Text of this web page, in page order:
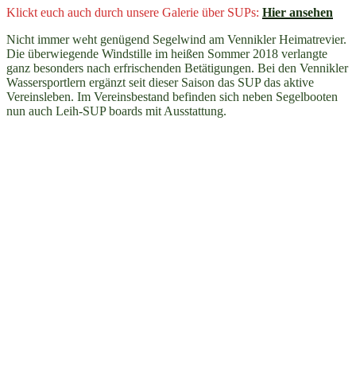
Klickt euch auch durch unsere Galerie über SUPs: Hier ansehen
Nicht immer weht genügend Segelwind am Vennikler Heimatrevier.
Die über­wie­gende Wind­stille im heißen Sommer 2018 verlangte
ganz besonders nach erfrisch­enden Betätigungen. Bei den Vennikler
Wassersportlern ergänzt seit dieser Saison das SUP das aktive
Vereinsleben. Im Vereinsbestand befinden sich neben Segelbooten
nun auch Leih-SUP boards mit Ausstattung.